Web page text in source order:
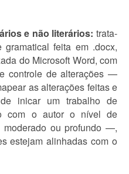
e não literários: trata-
feita em .docx,
do Microsoft Word, com
controle de alterações —
as alterações feitas e
inicar um trabalho de
com o autor o nível de
ou profundo —,
estejam alinhadas com o